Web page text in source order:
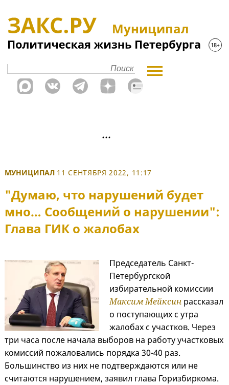
Муниципал
МУНИЦИПАЛ 11 СЕНТЯБРЯ 2022, 11:17
"Думаю, что нарушений будет
мно… Сообщений о нарушении":
Глава ГИК о жалобах
Председатель Санкт-
Петербургской
избирательной комиссии
Максим Мейксинрассказал
о поступающих с утра
жалобах с участков. Через
три часа после начала выборов на работу участковых
комиссий пожаловались порядка 30-40 раз.
Большинство из них не подтверждаются или не
считаются нарушением, заявил глава Горизбиркома.